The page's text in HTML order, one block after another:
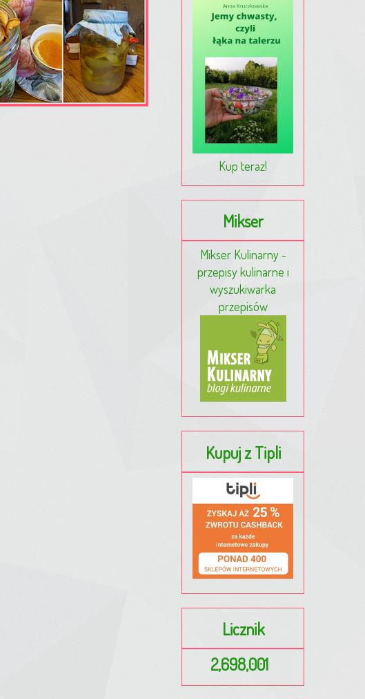
Kup teraz!
Mikser
Mikser Kulinarny -
przepisy kulinarne i
wyszukiwarka
przepisów
Kupuj z Tipli
Licznik
2,698,001